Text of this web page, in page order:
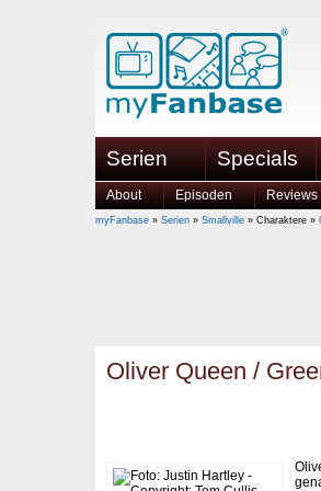
Serien Specials
About Episoden Reviews
myFanbase » Serien » Smallville » Charaktere »
Oliver Queen /